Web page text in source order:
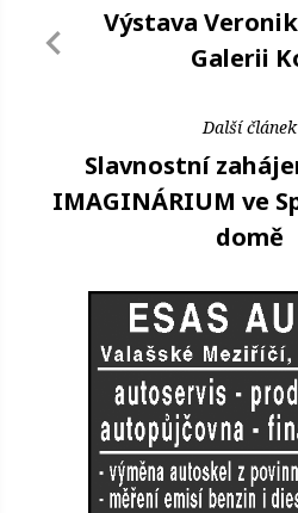
Výstava
Galerii
Další článek
Slavnostní
IMAGINÁRIUM ve
domě